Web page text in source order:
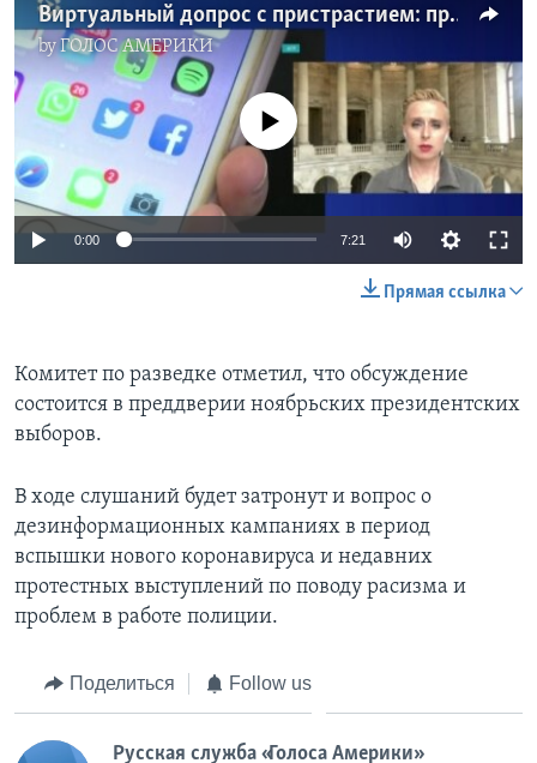
Виртуальный допрос с пристрастием: представители Google, Twitter и Facebook дают показания в Конгрессе
byГОЛОС АМЕРИКИ
No media source currently available
0:00 7:21
Прямая ссылка
Комитет по разведке отметил, что обсуждение
состоится в преддверии ноябрьских президентских
выборов.
В ходе слушаний будет затронут и вопрос о
дезинформационных кампаниях в период
вспышки нового коронавируса и недавних
протестных выступлений по поводу расизма и
проблем в работе полиции.
Поделиться Follow us
Русская служба «Голоса Америки»